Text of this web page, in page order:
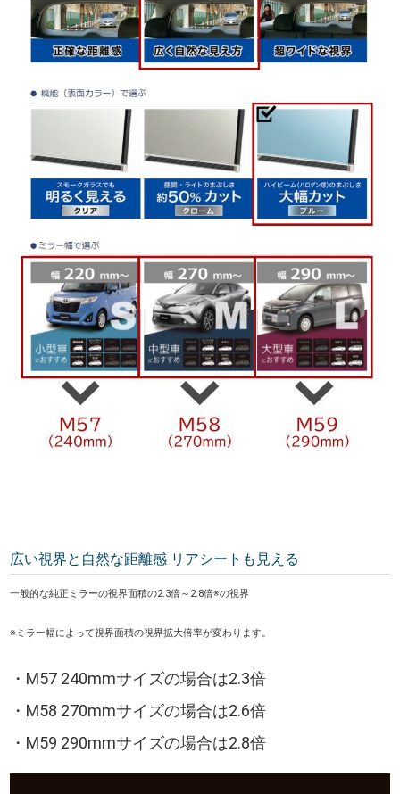
広い視界と自然な距離感 リアシートも見える
一般的な純正ミラーの視界面積の2.3倍～2.8倍※の視界
※ミラー幅によって視界面積の視界拡大倍率が変わります。
・M57 240mmサイズの場合は2.3倍
・M58 270mmサイズの場合は2.6倍
・M59 290mmサイズの場合は2.8倍